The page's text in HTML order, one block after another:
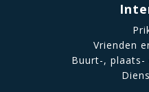
Vrienden
Buurt-,